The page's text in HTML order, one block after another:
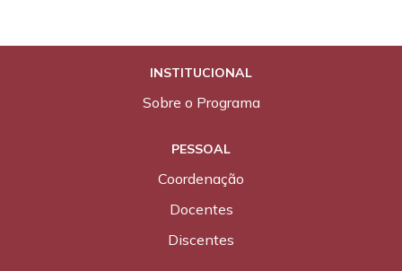
INSTITUCIONAL
Sobre o Programa
PESSOAL
Coordenação
Docentes
Discentes